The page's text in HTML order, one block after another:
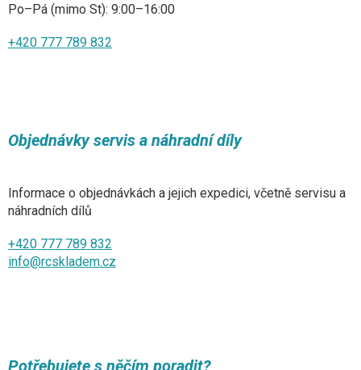
Po–Pá (mimo St): 9:00–16:00
+420 777 789 832
Objednávky servis a náhradní díly
Informace o objednávkách a jejich expedici, včetně servisu a
náhradních dílů
+420 777 789 832
info@rcskladem.cz
Potřebujete s něčím poradit?